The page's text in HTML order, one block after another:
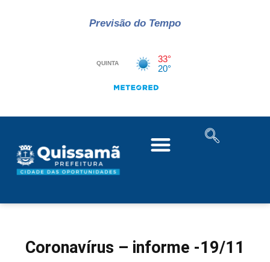
Previsão do Tempo
Coronavírus – informe -19/11